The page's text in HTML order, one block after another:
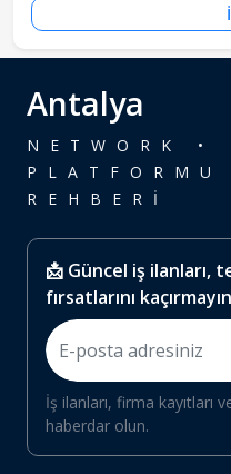
Antalya
NETWORK •
REHBERİ
📩 Güncel iş ilanları,
fırsatlarını kaçırmayın
İş ilanları, firma kayıtları
haberdar olun.